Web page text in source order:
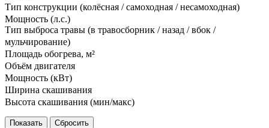
Тип конструкции (колёсная / самоходная / несамоходная)
Мощность (л.с.)
Тип выброса травы (в травосборник / назад / вбок /
мульчирование)
Площадь обогрева, м²
Объём двигателя
Мощность (кВт)
Ширина скашивания
Высота скашивания (мин/макс)
Сбросить